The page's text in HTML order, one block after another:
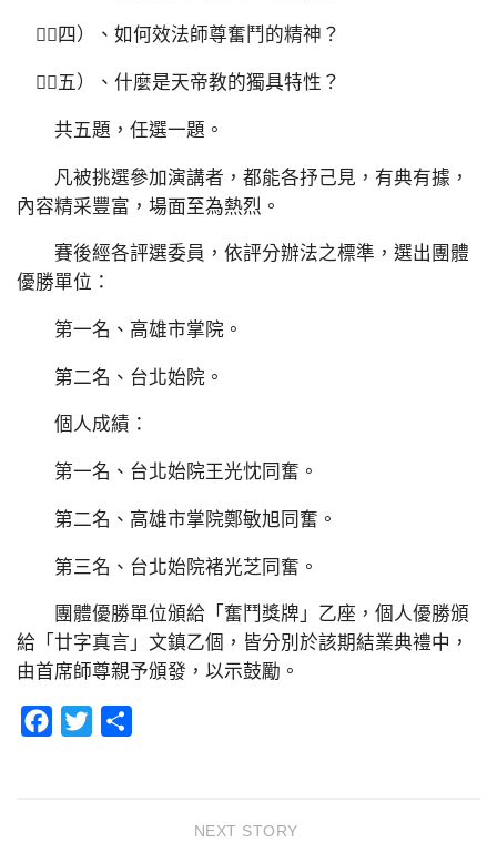
（四）、如何效法師尊奮鬥的精神？
（五）、什麼是天帝教的獨具特性？
共五題，任選一題。
凡被挑選參加演講者，都能各抒己見，有典有據，
內容精采豐富，場面至為熱烈。
賽後經各評選委員，依評分辦法之標準，選出團體
優勝單位：
第一名、高雄市掌院。
第二名、台北始院。
個人成績：
第一名、台北始院王光忱同奮。
第二名、高雄市掌院鄭敏旭同奮。
第三名、台北始院褚光芝同奮。
團體優勝單位頒給「奮鬥獎牌」乙座，個人優勝頒
給「廿字真言」文鎮乙個，皆分別於該期結業典禮中，
由首席師尊親予頒發，以示鼓勵。
Facebook
Twitter
NEXT STORY